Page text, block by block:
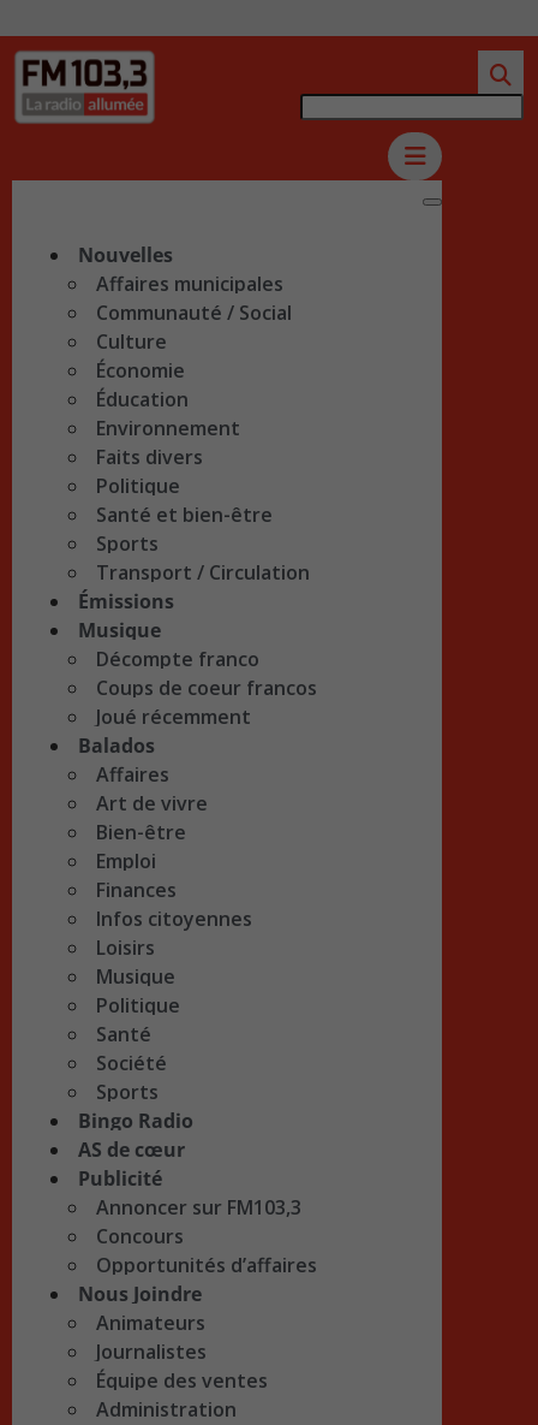
Nouvelles
Affaires municipales
Communauté / Social
Culture
Économie
Éducation
Environnement
Faits divers
Politique
Santé et bien-être
Sports
Transport / Circulation
Émissions
Musique
Décompte franco
Coups de coeur francos
Joué récemment
Balados
Affaires
Art de vivre
Bien-être
Emploi
Finances
Infos citoyennes
Loisirs
Musique
Politique
Santé
Société
Sports
Bingo Radio
AS de cœur
Publicité
Annoncer sur FM103,3
Concours
Opportunités d’affaires
Nous Joindre
Animateurs
Journalistes
Équipe des ventes
Administration